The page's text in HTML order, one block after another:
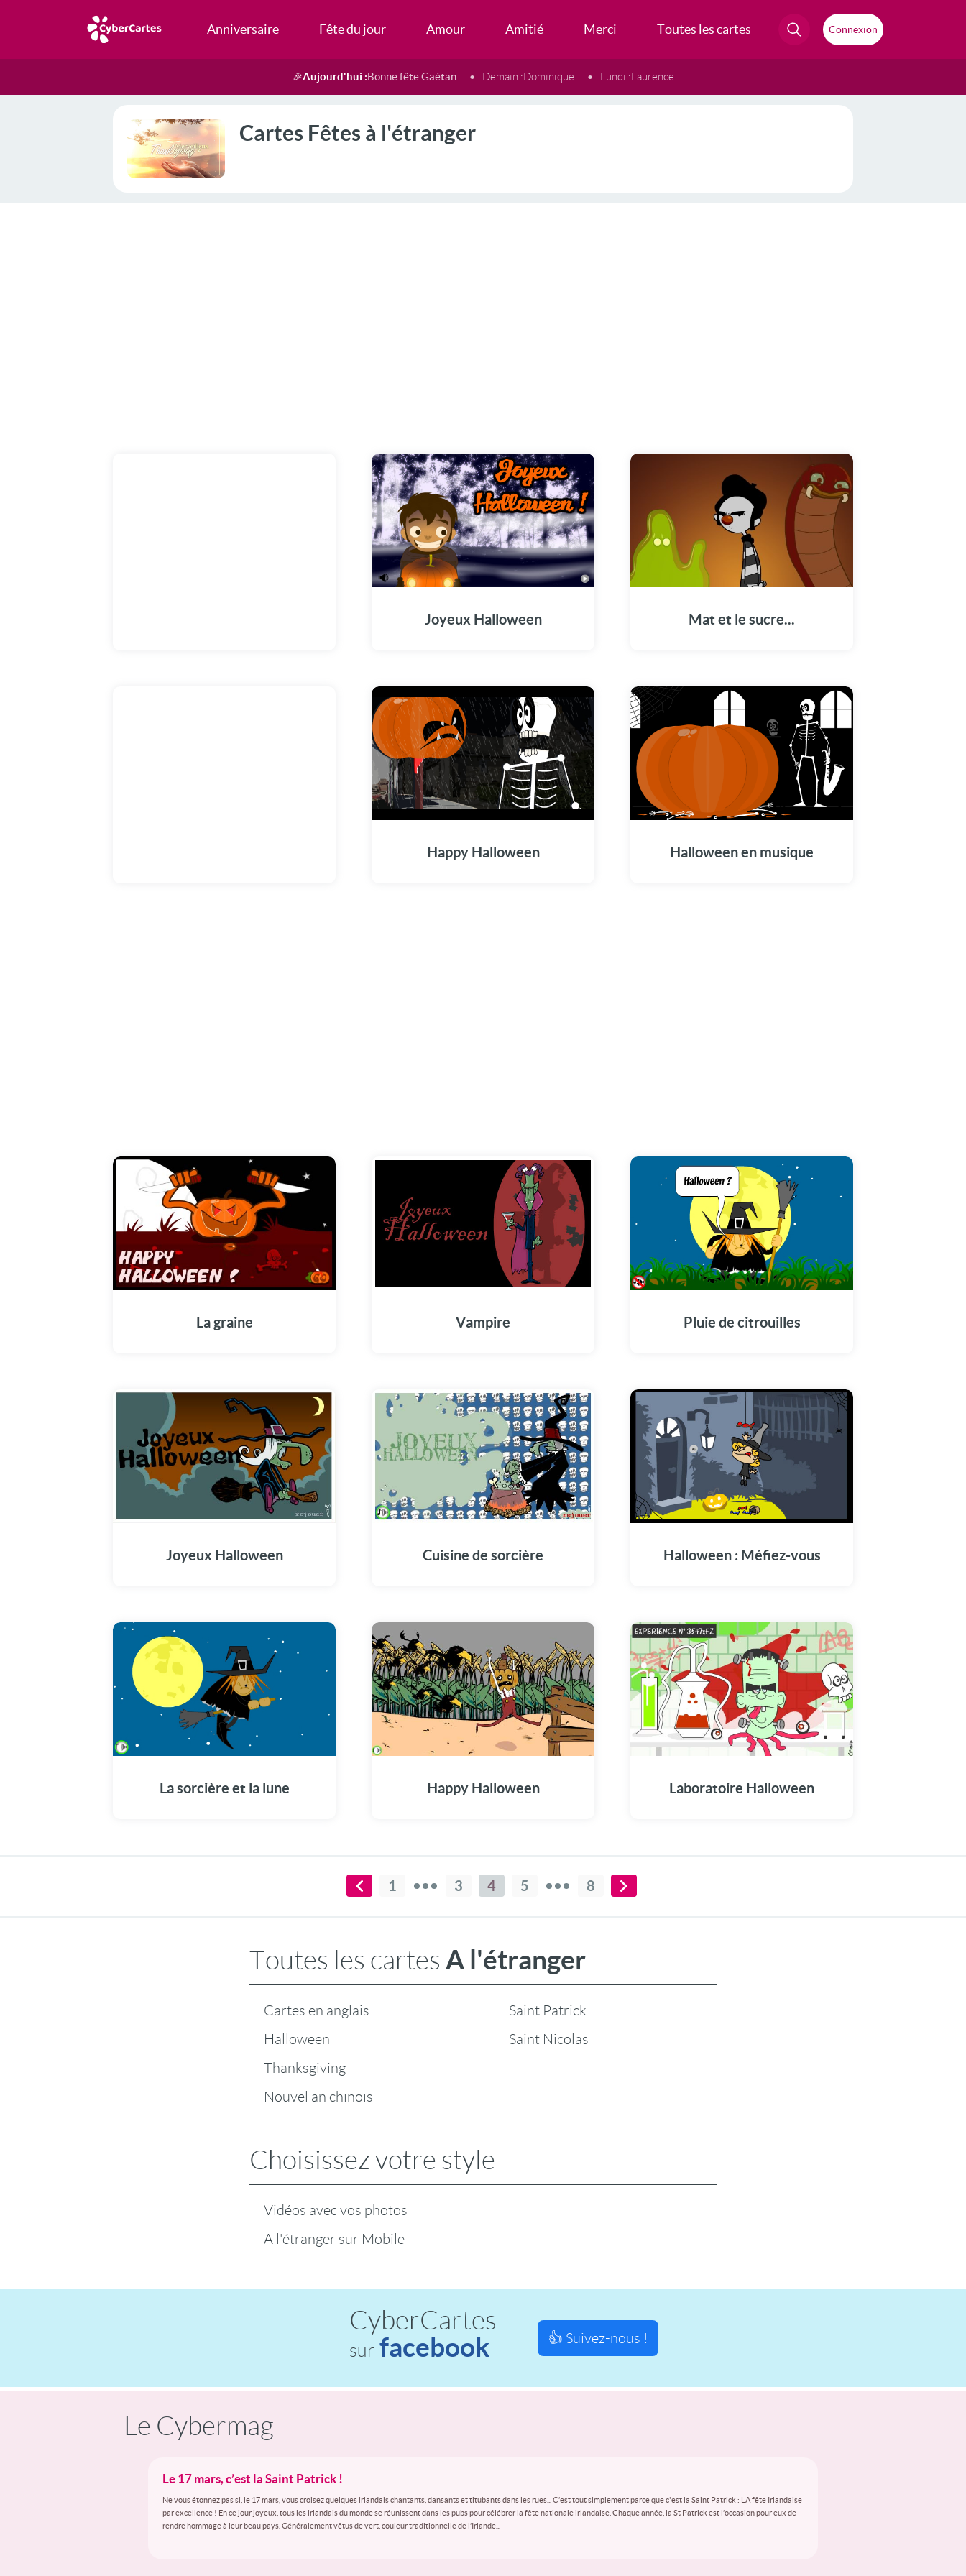
Anniversaire Fête du jour Amour Amitié Merci Toutes les cartes Connexion
🎉Aujourd'hui :Bonne fête Gaétan Demain :Dominique Lundi :Laurence
Cartes Fêtes à l'étranger
Joyeux Halloween Mat et le sucre...
Happy Halloween Halloween en musique
La graine Vampire Pluie de citrouilles
Joyeux Halloween Cuisine de sorcière Halloween : Méfiez-vous
La sorcière et la lune Happy Halloween Laboratoire Halloween
1 3 4 5 8
Toutes les cartes A l'étranger
Cartes en anglais
Halloween
Thanksgiving
Nouvel an chinois
Saint Patrick
Saint Nicolas
Choisissez votre style
Vidéos avec vos photos
A l'étranger sur Mobile
CyberCartes
sur facebook 👍 Suivez-nous !
Le Cybermag
Le 17 mars, c’est la Saint Patrick !
Ne vous étonnez pas si, le 17 mars, vous croisez quelques irlandais chantants, dansants et titubants dans les rues... C’est tout simplement parce que c'est la Saint Patrick : LA fête Irlandaise
par excellence ! En ce jour joyeux, tous les irlandais du monde se réunissent dans les pubs pour célébrer la fête nationale irlandaise. Chaque année, la St Patrick est l’occasion pour eux de
rendre hommage à leur beau pays. Généralement vêtus de vert, couleur traditionnelle de l’Irlande...